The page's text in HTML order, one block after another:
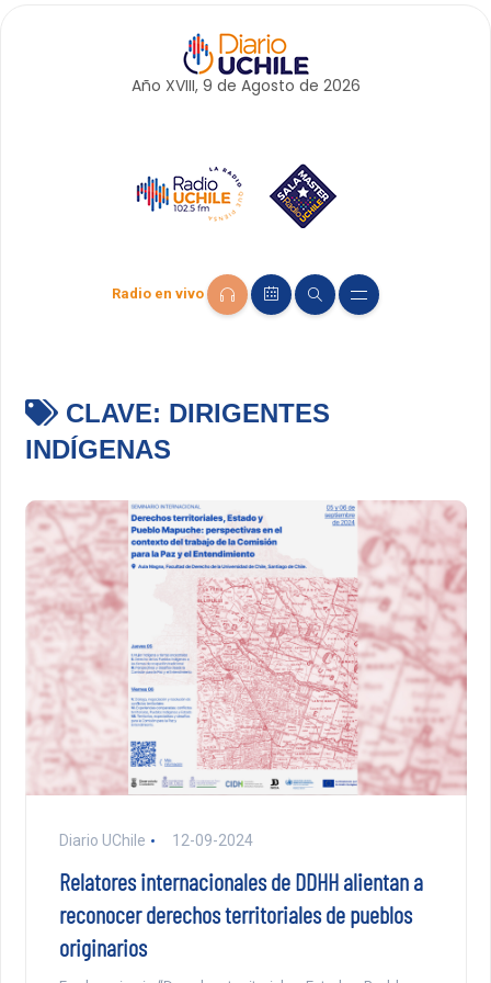
Año XVIII, 9 de Agosto de 2026
Radio en vivo
CLAVE: DIRIGENTES
INDÍGENAS
Diario UChile 12-09-2024
Relatores internacionales de DDHH alientan a
reconocer derechos territoriales de pueblos
originarios